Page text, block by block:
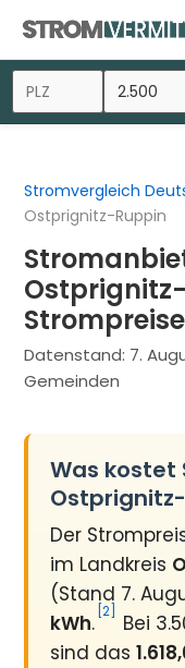
Inhalt
springen
Stromvergleich
Ostprignitz-Ruppin
Datenstand: 7.
Gemeinden
Was kostet
Der
im Landkreis
(Stand 7.
kWh. [2]
Bei
sind das